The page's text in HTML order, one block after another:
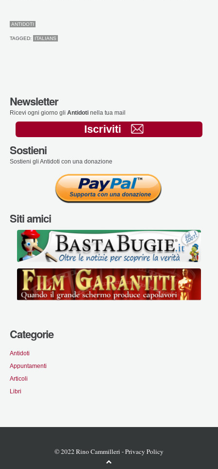
ANTIDOTI
TAGGED: ITALIANS
Newsletter
Ricevi ogni giorno gli Antidoti nella tua mail
Iscriviti
Sostieni
Sostieni gli Antidoti con una donazione
Siti amici
Categorie
Antidoti
Appuntamenti
Articoli
Libri
© 2022 Rino Cammilleri -Privacy Policy